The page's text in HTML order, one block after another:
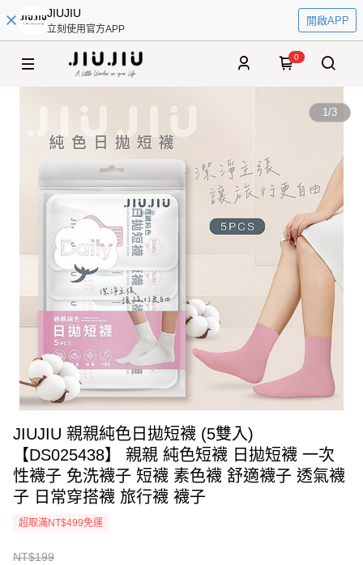
JIUJIU
立刻使用官方APP
開啟APP
0
1/3
JIUJIU 親親純色日拋短襪 (5雙入)
【DS025438】 親親 純色短襪 日拋短襪 一次
性襪子 免洗襪子 短襪 素色襪 舒適襪子 透氣襪
子 日常穿搭襪 旅行襪 襪子
超取滿NT$499免運
NT$199